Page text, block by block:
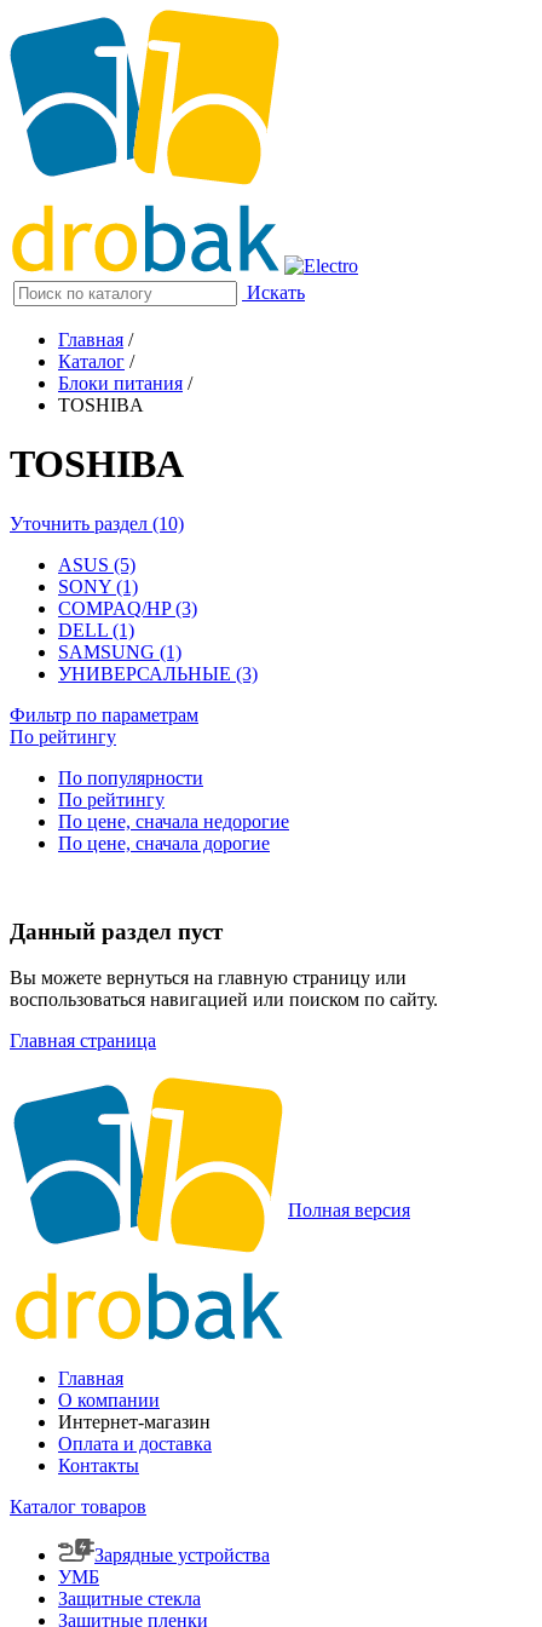
Искать
Главная /
Каталог /
Блоки питания /
TOSHIBA
TOSHIBA
Уточнить раздел (10)
ASUS (5)
SONY (1)
COMPAQ/HP (3)
DELL (1)
SAMSUNG (1)
УНИВЕРСАЛЬНЫЕ (3)
Фильтр по параметрам
По рейтингу
По популярности
По рейтингу
По цене, сначала недорогие
По цене, сначала дорогие
Данный раздел пуст
Вы можете вернуться на главную страницу или
воспользоваться навигацией или поиском по сайту.
Главная страница
Полная версия
Главная
О компании
Интернет-магазин
Оплата и доставка
Контакты
Каталог товаров
Зарядные устройства
УМБ
Защитные стекла
Защитные пленки